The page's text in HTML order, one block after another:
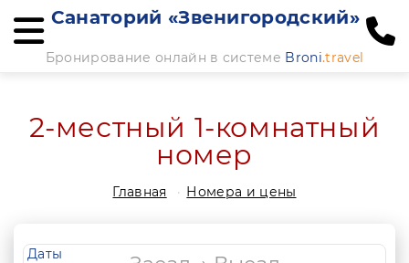
Санаторий «Звенигородский»
Бронирование онлайн в системе Broni.travel
2-местный 1-комнатный
номер
Главная Номера и цены
Даты